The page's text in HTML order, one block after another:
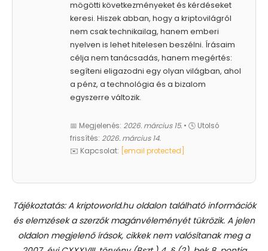
mögötti következményeket és kérdéseket
keresi. Hiszek abban, hogy a kriptovilágról
nem csak technikailag, hanem emberi
nyelven is lehet hitelesen beszélni. Írásaim
célja nem tanácsadás, hanem megértés:
segíteni eligazodni egy olyan világban, ahol
a pénz, a technológia és a bizalom
egyszerre változik.
📅 Megjelenés: 2026. március 15. • 🕓 Utolsó
frissítés: 2026. március 14.
✉️ Kapcsolat:
[email protected]
Tájékoztatás: A kriptoworld.hu oldalon található információk
és elemzések a szerzők magánvéleményét tükrözik. A jelen
oldalon megjelenő írások, cikkek nem valósítanak meg a